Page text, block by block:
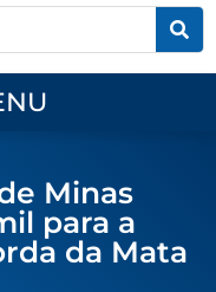
Minas
para a
da Mata